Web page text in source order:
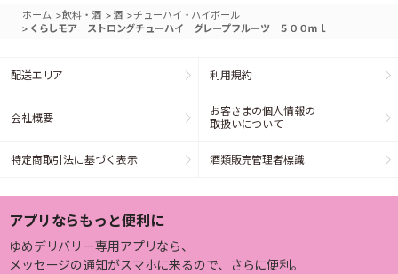
ホーム >飲料・酒 > 酒 >チューハイ・ハイボール
> くらしモア ストロングチューハイ グレープフルーツ ５００ｍｌ
配送エリア 利用規約
会社概要
お客さまの個人情報の
取扱いについて
特定商取引法に基づく表示 酒類販売管理者標識
アプリならもっと便利に
ゆめデリバリー専用アプリなら、
メッセージの通知がスマホに来るので、さらに便利。